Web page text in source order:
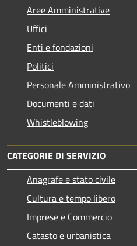
Aree Amministrative
Uffici
Enti e fondazioni
Politici
Personale Amministrativo
Documenti e dati
Whistleblowing
CATEGORIE DI SERVIZIO
Anagrafe e stato civile
Cultura e tempo libero
Imprese e Commercio
Catasto e urbanistica